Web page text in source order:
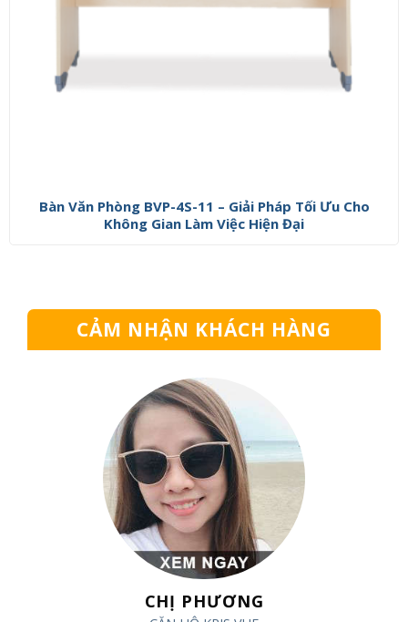
Bàn Văn Phòng BVP-4S-11 – Giải Pháp Tối Ưu Cho
Không Gian Làm Việc Hiện Đại
CẢM NHẬN KHÁCH HÀNG
CHỊ PHƯƠNG